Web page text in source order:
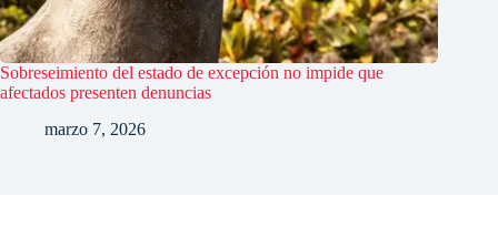
Sobreseimiento del estado de excepción no impide que
afectados presenten denuncias
marzo 7, 2026